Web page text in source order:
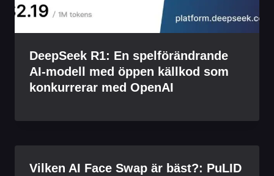
DeepSeek R1: En spelförändrande
AI-modell med öppen källkod som
konkurrerar med OpenAI
Vilken AI Face Swap är bäst?: PuLID